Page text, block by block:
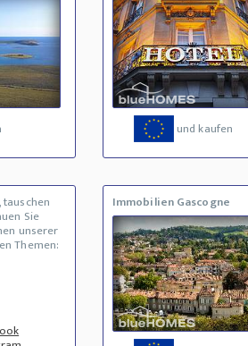
und kaufen
tauschen
Sie
unserer
Themen:
Immobilien Gascogne